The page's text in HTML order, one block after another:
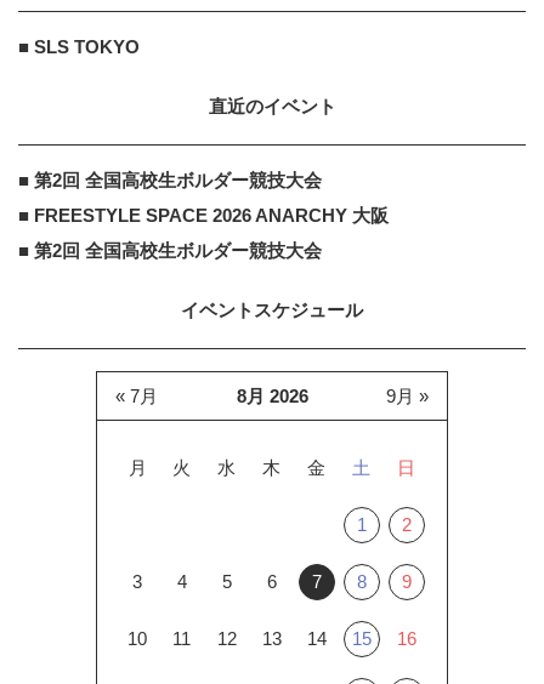
■ SLS TOKYO
直近のイベント
■ 第2回 全国高校生ボルダー競技大会
■ FREESTYLE SPACE 2026 ANARCHY 大阪
■ 第2回 全国高校生ボルダー競技大会
イベントスケジュール
8月 2026
月 火 水 木 金 土 日
1 2
3 4 5 6 7 8 9
10 11 12 13 14 15 16
« 7月 9月 »